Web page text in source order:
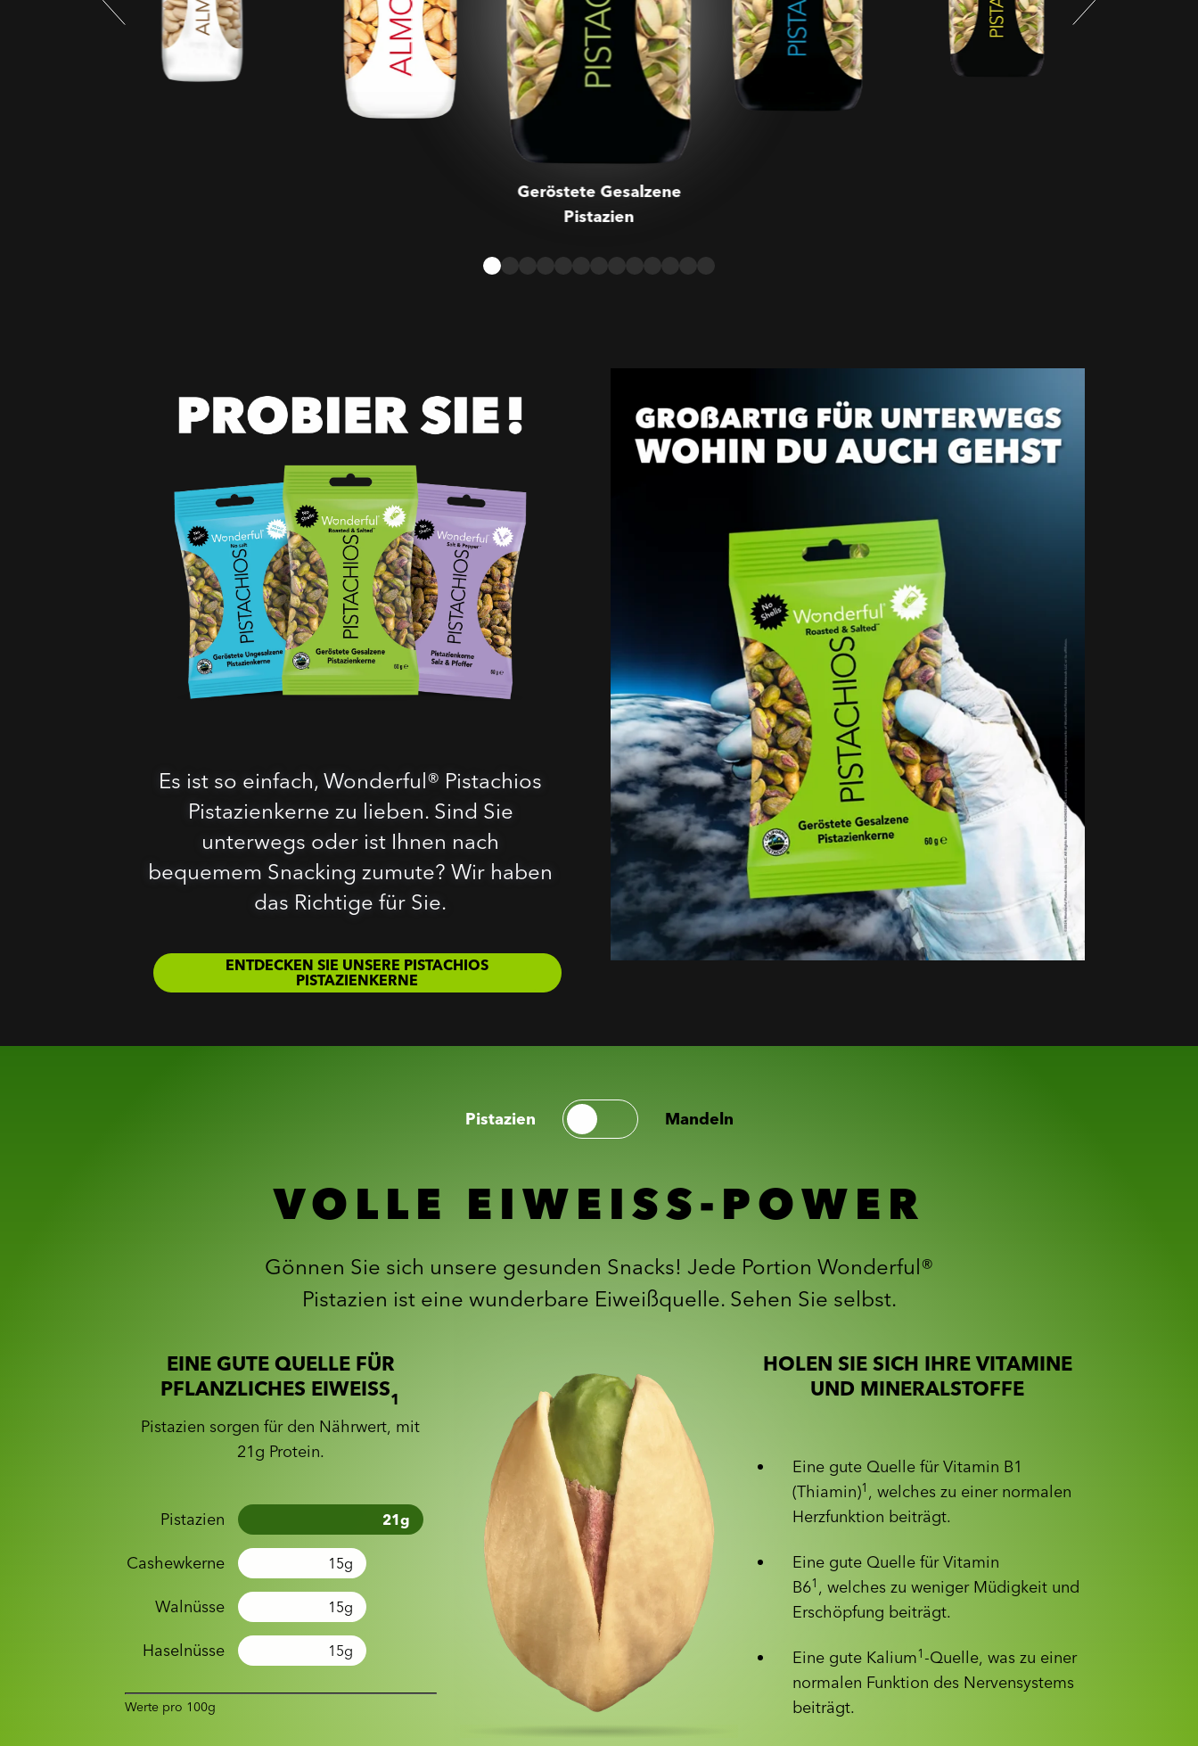
Geröstete Gesalzene
Pistazien
Es ist so einfach, Wonderful® Pistachios
Pistazienkerne zu lieben. Sind Sie
unterwegs oder ist Ihnen nach
bequemem Snacking zumute? Wir haben
das Richtige für Sie.
ENTDECKEN SIE UNSERE PISTACHIOS
PISTAZIENKERNE
Pistazien Mandeln
VOLLE EIWEISS-POWER
Gönnen Sie sich unsere gesunden Snacks! Jede Portion Wonderful®
Pistazien ist eine wunderbare Eiweißquelle. Sehen Sie selbst.
EINE GUTE QUELLE FÜR
PFLANZLICHES EIWEISS1
Pistazien sorgen für den Nährwert, mit
21g Protein.
Pistazien 21g
Cashewkerne 15g
Walnüsse 15g
Haselnüsse 15g
Werte pro 100g
HOLEN SIE SICH IHRE VITAMINE
UND MINERALSTOFFE
Eine gute Quelle für Vitamin B1
(Thiamin)1 , welches zu einer normalen
Herzfunktion beiträgt.
Eine gute Quelle für Vitamin
B61 , welches zu weniger Müdigkeit und
Erschöpfung beiträgt.
Eine gute Kalium1-Quelle, was zu einer
normalen Funktion des Nervensystems
beiträgt.